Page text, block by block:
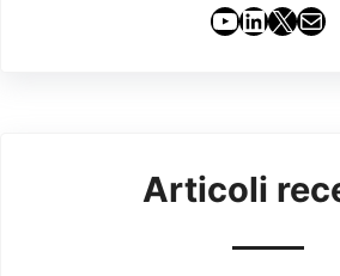
YouTube
LinkedIn
X
Articoli